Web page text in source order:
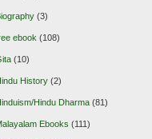
(3)
ebook (108)
(10)
History(2)
Hindu Dharma(81)
Ebooks (111)